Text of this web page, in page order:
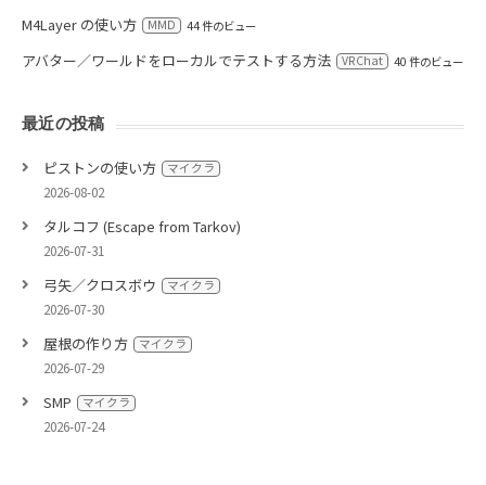
M4Layer の使い方 MMD 44 件のビュー
アバター／ワールドをローカルでテストする方法 VRChat 40 件のビュー
最近の投稿
ピストンの使い方 マイクラ
2026-08-02
タルコフ (Escape from Tarkov)
2026-07-31
弓矢／クロスボウ マイクラ
2026-07-30
屋根の作り方 マイクラ
2026-07-29
SMP マイクラ
2026-07-24